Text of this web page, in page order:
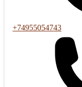
+74955054743